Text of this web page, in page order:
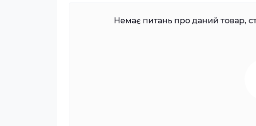
Немає питань про даний товар,